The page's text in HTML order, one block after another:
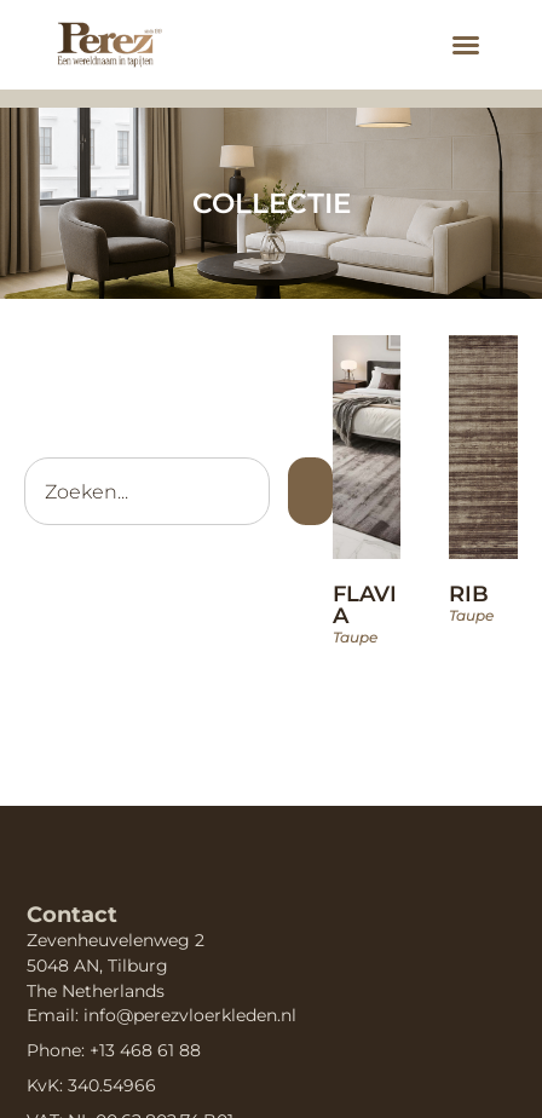
COLLECTIE
FLAVI
A
Taupe
RIB
Taupe
Contact
Zevenheuvelenweg 2
5048 AN, Tilburg
The Netherlands
Email: info@perezvloerkleden.nl
Phone: +13 468 61 88
KvK: 340.54966